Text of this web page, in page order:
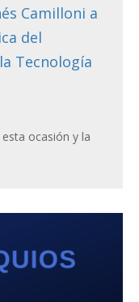
Camilloni a
del
Tecnología
ocasión y la